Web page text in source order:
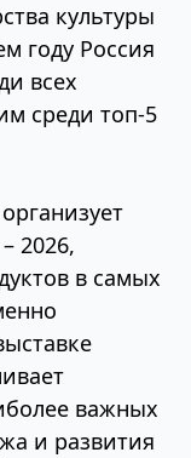
культуры
году Россия
всех
среди топ-5
2026,
в самых
важных
и развития